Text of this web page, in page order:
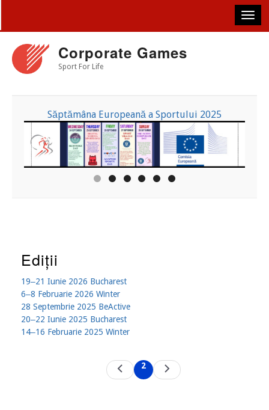
main
content
Corporate Games
Sport For Life
Săptămâna Europeană a Sportului 2025
Ediții
19‒21 Iunie 2026 Bucharest
6‒8 Februarie 2026 Winter
28 Septembrie 2025 BeActive
20‒22 Iunie 2025 Bucharest
14‒16 Februarie 2025 Winter
Previous
page
Current
page
2
Next
page